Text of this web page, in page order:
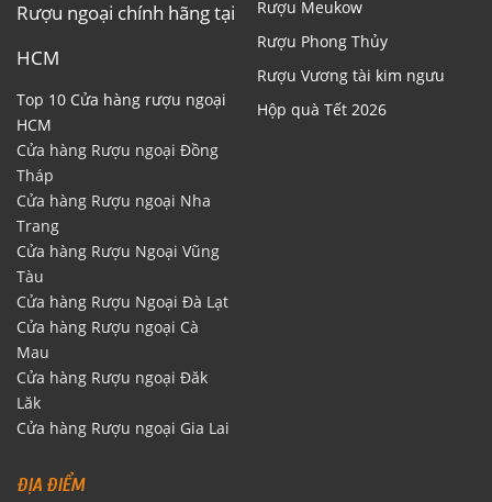
Rượu ngoại chính hãng tại
HCM
Top 10 Cửa hàng rượu ngoại
HCM
Cửa hàng Rượu ngoại Đồng
Tháp
Cửa hàng Rượu ngoại Nha
Trang
Cửa hàng Rượu Ngoại Vũng
Tàu
Cửa hàng Rượu Ngoại Đà Lạt
Cửa hàng Rượu ngoại Cà
Mau
Cửa hàng Rượu ngoại Đăk
Lăk
Cửa hàng Rượu ngoại Gia Lai
Rượu Meukow
Rượu Phong Thủy
Rượu Vương tài kim ngưu
Hộp quà Tết 2026
ĐỊA ĐIỂM